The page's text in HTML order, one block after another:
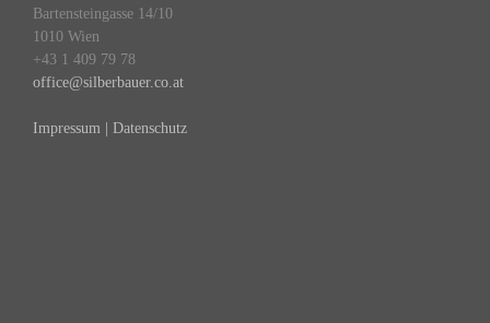
Bartensteingasse 14/10
1010 Wien
+43 1 409 79 78
office@silberbauer.co.at
Impressum | Datenschutz